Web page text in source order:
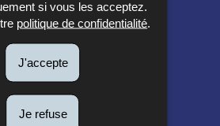
si vous les acceptez.
politique de confidentialité.
J'accepte
Je refuse